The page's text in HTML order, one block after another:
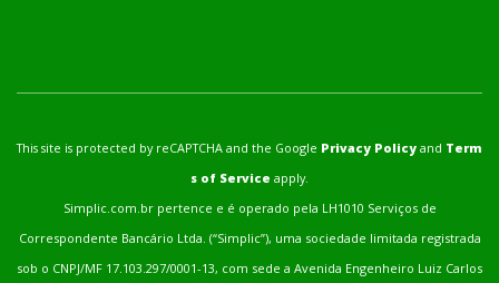
This site is protected by reCAPTCHA and the Google Privacy Policy and Term
s of Service apply.
Simplic.com.br pertence e é operado pela LH1010 Serviços de
Correspondente Bancário Ltda. (“Simplic”), uma sociedade limitada registrada
sob o CNPJ/MF 17.103.297/0001-13, com sede a Avenida Engenheiro Luiz Carlos